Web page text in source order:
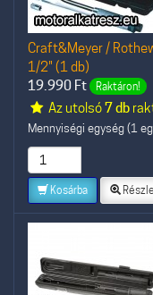
Craft&Meyer /
1/2" (1 db)
19.990 Ft Raktáron!
Az utolsó7 db
Mennyiségi egység (1
Kosárba